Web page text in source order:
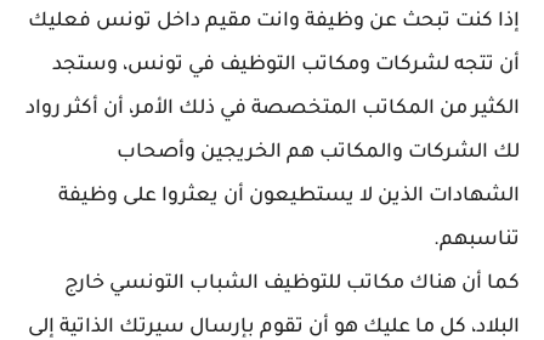
إذا كنت تبحث عن وظيفة وانت مقيم داخل تونس فعليك
أن تتجه لشركات ومكاتب التوظيف في تونس، وستجد
الكثير من المكاتب المتخصصة في ذلك الأمر، أن أكثر رواد
لك الشركات والمكاتب هم الخريجين وأصحاب
الشهادات الذين لا يستطيعون أن يعثروا على وظيفة
تناسبهم.
كما أن هناك مكاتب للتوظيف الشباب التونسي خارج
البلاد، كل ما عليك هو أن تقوم بإرسال سيرتك الذاتية إلى